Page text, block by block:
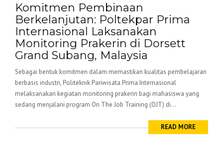
Komitmen Pembinaan
Berkelanjutan: Poltekpar Prima
Internasional Laksanakan
Monitoring Prakerin di Dorsett
Grand Subang, Malaysia
Sebagai bentuk komitmen dalam memastikan kualitas pembelajaran
berbasis industri, Politeknik Pariwisata Prima Internasional
melaksanakan kegiatan monitoring prakerin bagi mahasiswa yang
sedang menjalani program On The Job Training (OJT) di...
READ MORE